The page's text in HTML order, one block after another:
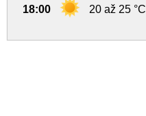
18:00 20 až 25 °C